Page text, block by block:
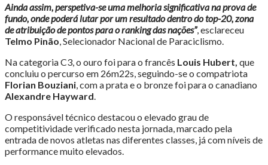
Ainda assim, perspetiva-se uma melhoria significativa na prova de
fundo, onde poderá lutar por um resultado dentro do top-20, zona
de atribuição de pontos para o ranking das nações”, esclareceu
Telmo Pinão, Selecionador Nacional de Paraciclismo.
Na categoria C3, o ouro foi para o francês Louis Hubert, que
concluiu o percurso em 26m22s, seguindo-se o compatriota
Florian Bouziani, com a prata e o bronze foi para o canadiano
Alexandre Hayward.
O responsável técnico destacou o elevado grau de
competitividade verificado nesta jornada, marcado pela
entrada de novos atletas nas diferentes classes, já com níveis de
performance muito elevados.